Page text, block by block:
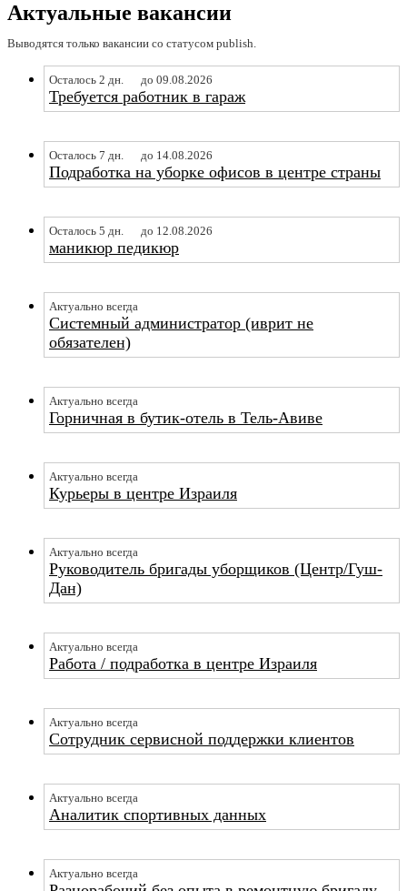
Актуальные вакансии
Выводятся только вакансии со статусом publish.
Осталось 2 дн. до 09.08.2026
Требуется работник в гараж
Осталось 7 дн. до 14.08.2026
Подработка на уборке офисов в центре страны
Осталось 5 дн. до 12.08.2026
маникюр педикюр
Актуально всегда
Системный администратор (иврит не
обязателен)
Актуально всегда
Горничная в бутик-отель в Тель-Авиве
Актуально всегда
Курьеры в центре Израиля
Актуально всегда
Руководитель бригады уборщиков (Центр/Гуш-
Дан)
Актуально всегда
Работа / подработка в центре Израиля
Актуально всегда
Сотрудник сервисной поддержки клиентов
Актуально всегда
Аналитик спортивных данных
Актуально всегда